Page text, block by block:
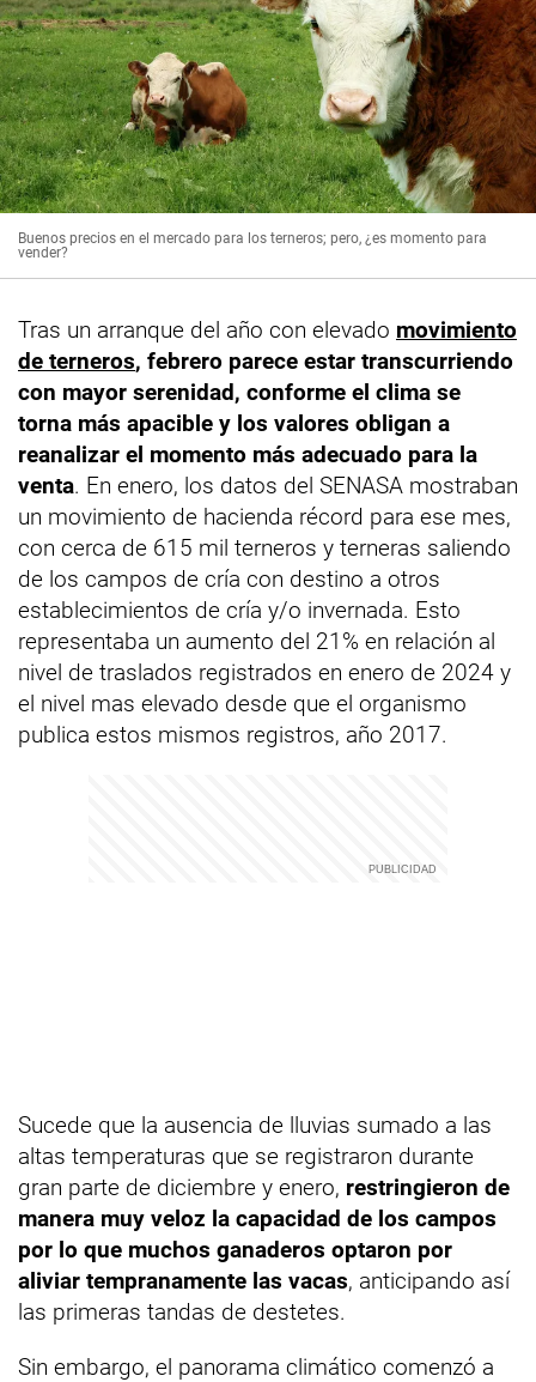
Buenos precios en el mercado para los terneros; pero, ¿es momento para
vender?
Tras un arranque del año con elevado movimiento
de terneros, febrero parece estar transcurriendo
con mayor serenidad, conforme el clima se
torna más apacible y los valores obligan a
reanalizar el momento más adecuado para la
venta. En enero, los datos del SENASA mostraban
un movimiento de hacienda récord para ese mes,
con cerca de 615 mil terneros y terneras saliendo
de los campos de cría con destino a otros
establecimientos de cría y/o invernada. Esto
representaba un aumento del 21% en relación al
nivel de traslados registrados en enero de 2024 y
el nivel mas elevado desde que el organismo
publica estos mismos registros, año 2017.
Sucede que la ausencia de lluvias sumado a las
altas temperaturas que se registraron durante
gran parte de diciembre y enero, restringieron de
manera muy veloz la capacidad de los campos
por lo que muchos ganaderos optaron por
aliviar tempranamente las vacas, anticipando así
las primeras tandas de destetes.
Sin embargo, el panorama climático comenzó a